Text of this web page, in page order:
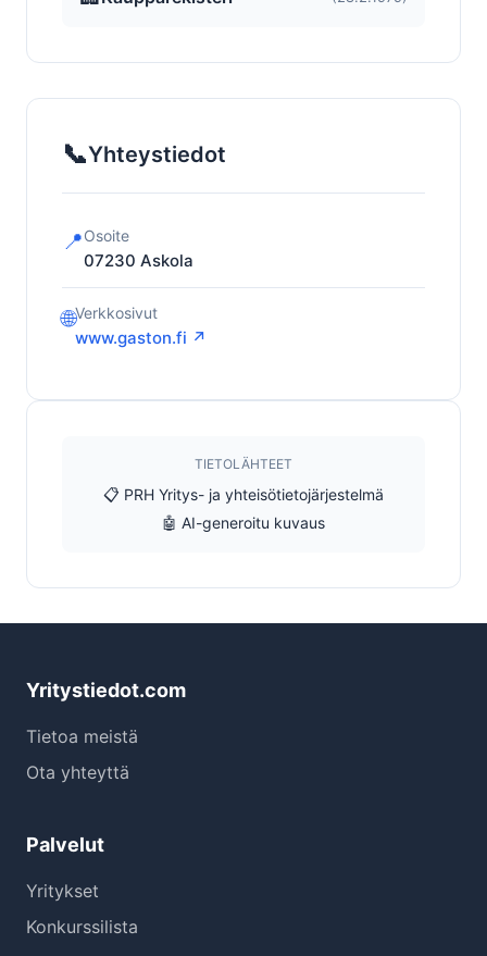
📞Yhteystiedot
📍Osoite
07230 Askola
🌐Verkkosivut
www.gaston.fi ↗
TIETOLÄHTEET
📋 PRH Yritys- ja yhteisötietojärjestelmä
🤖 AI-generoitu kuvaus
Yritystiedot.com
Tietoa meistä
Ota yhteyttä
Palvelut
Yritykset
Konkurssilista